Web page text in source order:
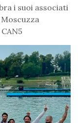
i suoi associati